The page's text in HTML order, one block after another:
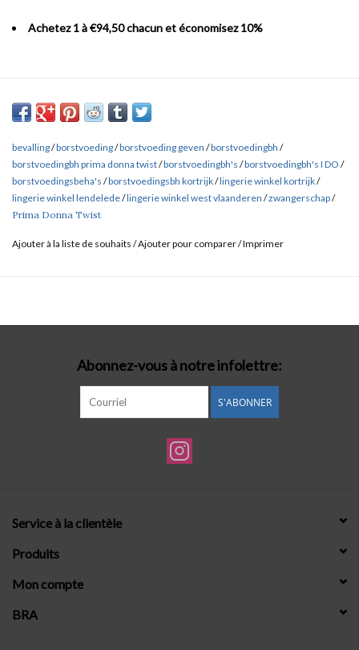
Achetez 1 à €94,50 chacun et économisez 10%
bevalling/borstvoeding/borstvoeding geven /borstvoedingbh /
borstvoedingbh prima donna twist/borstvoedingbh's /borstvoedingbh's I DO /
borstvoedingsbeha's /borstvoedingsbh kortrijk/lingerie winkel kortrijk/
lingerie winkel lendelede/lingerie winkel west vlaanderen /zwangerschap/
Prima Donna Twist
Ajouter à la liste de souhaits /Ajouter pour comparer/Imprimer
Abonnez-vous à notre infolettre:
S'ABONNER
Service à la clientèle
Produits
Mon compte
BRA